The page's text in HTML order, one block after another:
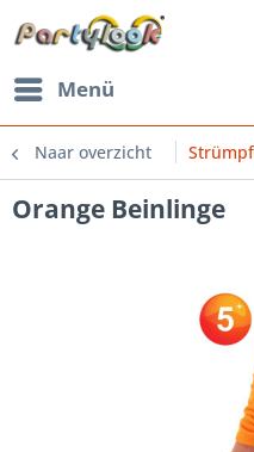
Menü
Naar overzicht
Orange Beinlinge